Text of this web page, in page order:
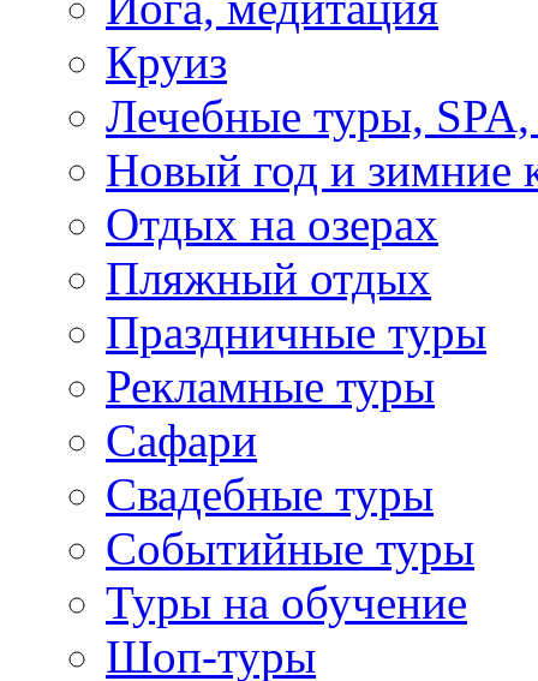
Круиз
Лечебные туры, SPA,
Новый год и зимние
Отдых на озерах
Пляжный отдых
Праздничные туры
Рекламные туры
Сафари
Свадебные туры
Событийные туры
Туры на обучение
Шоп-туры